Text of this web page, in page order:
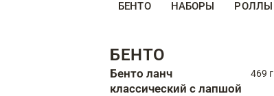
БЕНТО НАБОРЫ РОЛЛЫ
БЕНТО
Бенто ланч
классический с лапшой
469 г